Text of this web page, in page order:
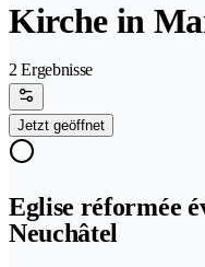
Kirche in
2 Ergebnisse
Jetzt geöffnet
Eglise réformée
Neuchâtel